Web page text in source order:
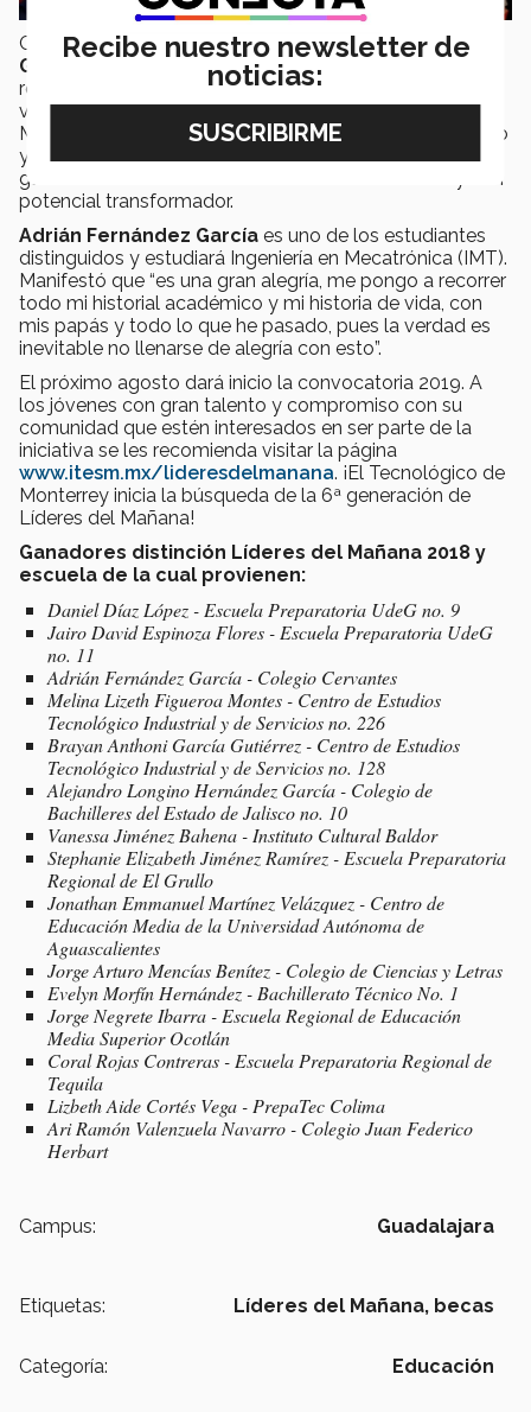
Con estos15 nuevos becados,en campus
Guadalajara son ahora 64 jóvenes
reciben un apoyo educativo, equivalente al 100% de
valor de la colegiatura por parte del Tecnológico de
Monterrey, gracias a su excelencia académica, liderazgo
y sensibilidad social. De esta manera, el programa
garantiza la atracción de estudiantes destacados y con
potencial transformador.
Adrián Fernández García es uno de los estudiantes
distinguidos y estudiará Ingeniería en Mecatrónica (IMT).
Manifestó que “es una gran alegría, me pongo a recorrer
todo mi historial académico y mi historia de vida, con
mis papás y todo lo que he pasado, pues la verdad es
inevitable no llenarse de alegría con esto”.
El próximo agosto dará inicio la convocatoria 2019. A
los jóvenes con gran talento y compromiso con su
comunidad que estén interesados en ser parte de la
iniciativa se les recomienda visitar la página
www.itesm.mx/lideresdelmanana. ¡El Tecnológico de
Monterrey inicia la búsqueda de la 6ª generación de
Líderes del Mañana!
Ganadores distinción Líderes del Mañana 2018 y
escuela de la cual provienen:
Daniel Díaz López - Escuela Preparatoria UdeG no. 9
Jairo David Espinoza Flores - Escuela Preparatoria UdeG
no. 11
Adrián Fernández García - Colegio Cervantes
Melina Lizeth Figueroa Montes - Centro de Estudios
Tecnológico Industrial y de Servicios no. 226
Brayan Anthoni García Gutiérrez - Centro de Estudios
Tecnológico Industrial y de Servicios no. 128
Alejandro Longino Hernández García - Colegio de
Bachilleres del Estado de Jalisco no. 10
Vanessa Jiménez Bahena - Instituto Cultural Baldor
Stephanie Elizabeth Jiménez Ramírez - Escuela Preparatoria
Regional de El Grullo
Jonathan Emmanuel Martínez Velázquez - Centro de
Educación Media de la Universidad Autónoma de
Aguascalientes
Jorge Arturo Mencías Benítez - Colegio de Ciencias y Letras
Evelyn Morfín Hernández - Bachillerato Técnico No. 1
Jorge Negrete Ibarra - Escuela Regional de Educación
Media Superior Ocotlán
Coral Rojas Contreras - Escuela Preparatoria Regional de
Tequila
Lizbeth Aide Cortés Vega - PrepaTec Colima
Ari Ramón Valenzuela Navarro - Colegio Juan Federico
Herbart
Campus: Guadalajara
Etiquetas: Líderes del Mañana, becas
Categoría: Educación
Recibe nuestro newsletter de
noticias: